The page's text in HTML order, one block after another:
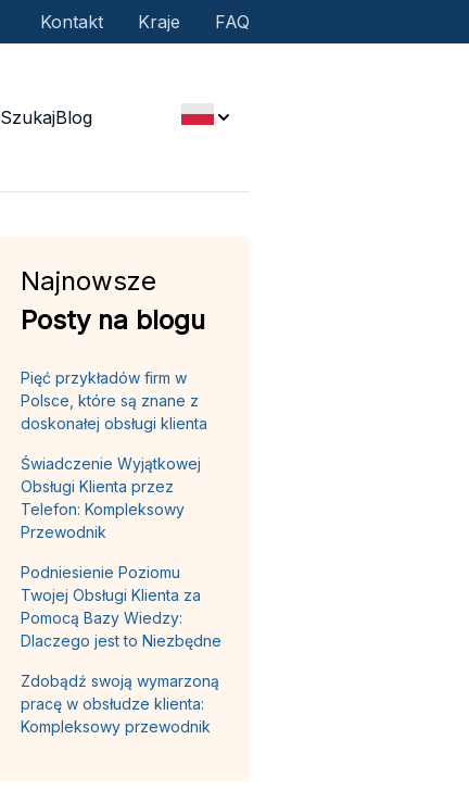
Kontakt Kraje FAQ
SzukajBlog
Najnowsze
Posty na blogu
Pięć przykładów firm w
Polsce, które są znane z
doskonałej obsługi klienta
Świadczenie Wyjątkowej
Obsługi Klienta przez
Telefon: Kompleksowy
Przewodnik
Podniesienie Poziomu
Twojej Obsługi Klienta za
Pomocą Bazy Wiedzy:
Dlaczego jest to Niezbędne
Zdobądź swoją wymarzoną
pracę w obsłudze klienta:
Kompleksowy przewodnik